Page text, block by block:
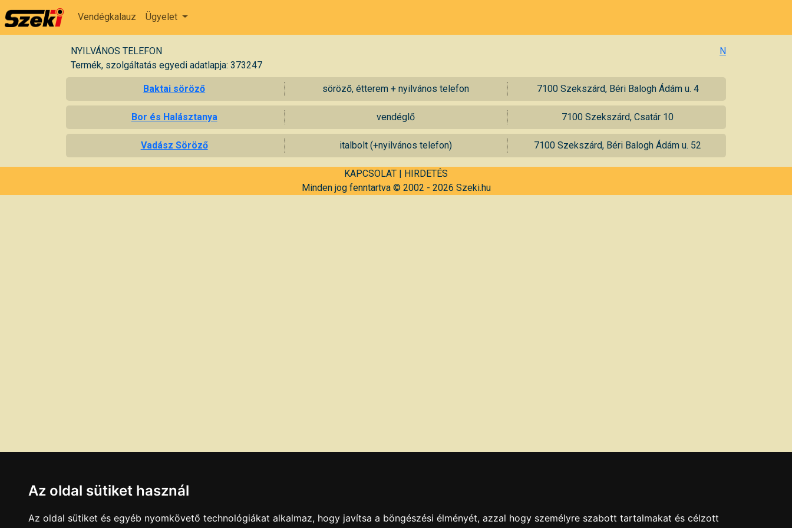
Vendégkalauz Ügyelet
NYILVÁNOS TELEFON
N
Termék, szolgáltatás egyedi adatlapja: 373247
Baktai söröző söröző, étterem + nyilvános telefon 7100 Szekszárd, Béri Balogh Ádám u. 4
Bor és Halásztanya vendéglő 7100 Szekszárd, Csatár 10
Vadász Söröző italbolt (+nyilvános telefon) 7100 Szekszárd, Béri Balogh Ádám u. 52
KAPCSOLAT | HIRDETÉS
Minden jog fenntartva © 2002 - 2026 Szeki.hu
Az oldal sütiket használ
Az oldal sütiket és egyéb nyomkövető technológiákat alkalmaz, hogy javítsa a böngészési élményét, azzal hogy személyre szabott tartalmakat és célzott